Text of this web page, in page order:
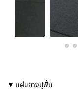
▼ แผ่นยางปูพื้น